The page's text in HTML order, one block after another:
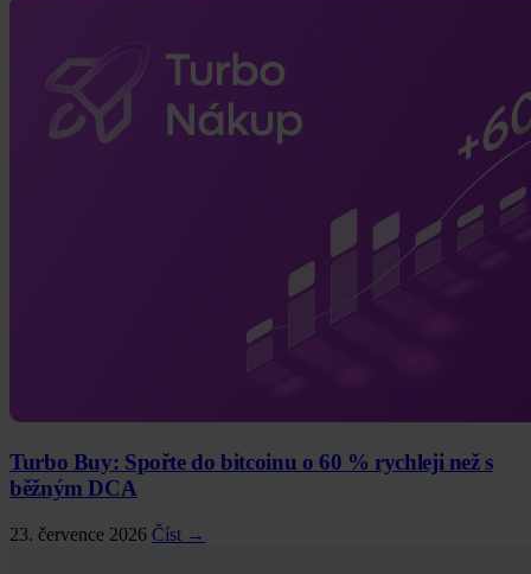
Turbo Buy: Spořte do bitcoinu o 60 % rychleji než s
běžným DCA
23. července 2026 Číst →